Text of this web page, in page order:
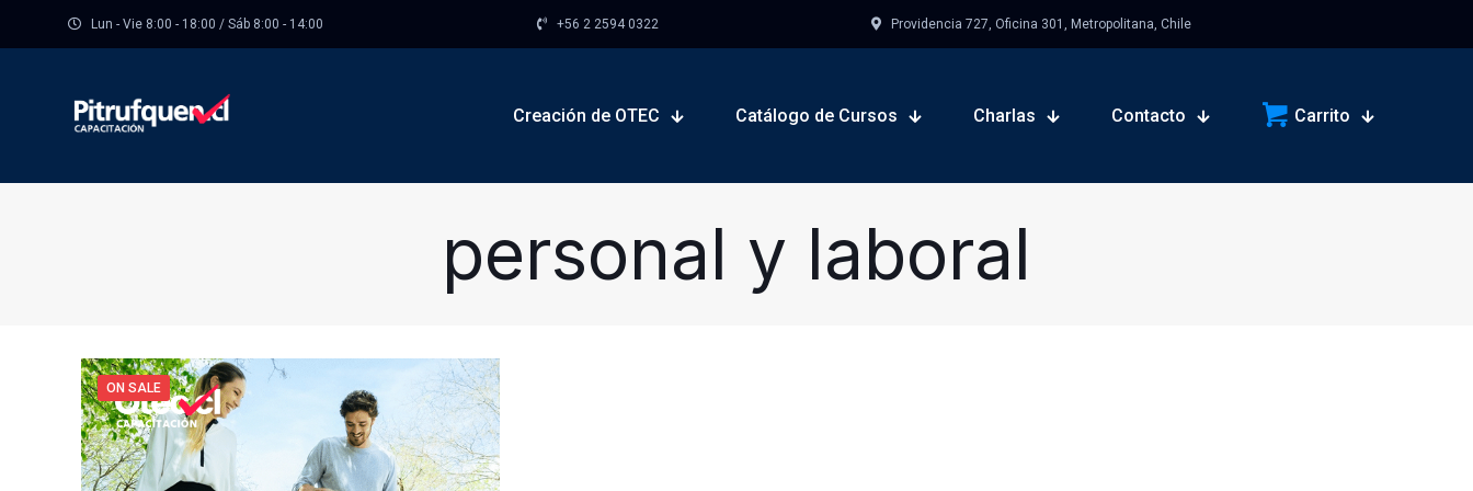
Lun - Vie 8:00 - 18:00 / Sáb 8:00 - 14:00 +56 2 2594 0322 Providencia 727, Oficina 301, Metropolitana, Chile
Creación de OTEC Catálogo de Cursos Charlas Contacto Carrito
personal y laboral
ON SALE